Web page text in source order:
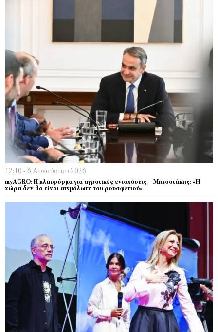
12:10 - 6 Αυγούστου 2026
myAGRO: Η πλατφόρμα για αγροτικές ενισχύσεις – Μητσοτάκης: «Η
χώρα δεν θα είναι αιχμάλωτη του ρουσφετιού»